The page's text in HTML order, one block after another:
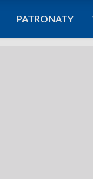
PATRONATY